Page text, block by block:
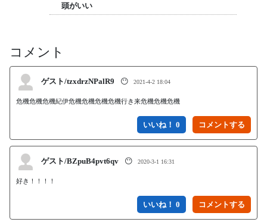
頭がいい
コメント
ゲスト/tzxdrzNPalR9 😶 2021-4-2 18:04
危機危機危機紀伊危機危機危機危機行き来危機危機危機
いいね！ 0
ゲスト/BZpuB4pvt6qv 😶 2020-3-1 16:31
好き！！！！
いいね！ 0